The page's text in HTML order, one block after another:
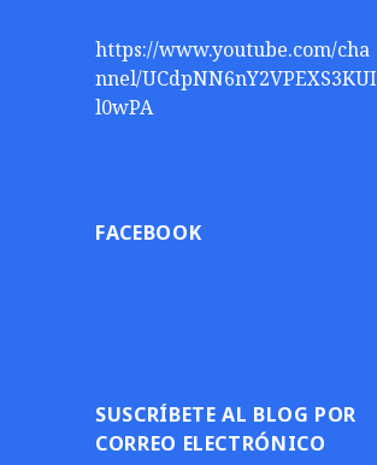
https://www.youtube.com/cha
nnel/UCdpNN6nY2VPEXS3KUI
l0wPA
FACEBOOK
SUSCRÍBETE AL BLOG POR
CORREO ELECTRÓNICO